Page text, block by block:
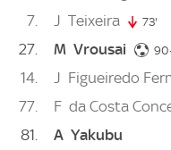
7 J Teixeira 73'
27 M Vrousai
14 J Figueiredo
77 F da Costa
81 A Yakubu